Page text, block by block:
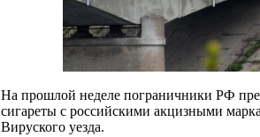
На прошлой неделе пограничники РФ
сигареты с российскими акцизными
Вируского уезда.